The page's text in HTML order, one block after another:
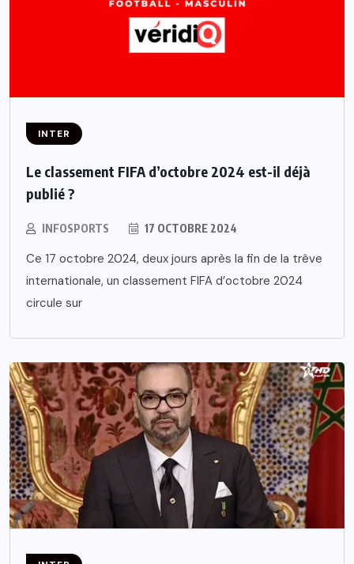
INTER
Le classement FIFA d’octobre 2024 est-il déjà
publié ?
INFOSPORTS 17 OCTOBRE 2024
Ce 17 octobre 2024, deux jours après la fin de la trêve
internationale, un classement FIFA d’octobre 2024
circule sur